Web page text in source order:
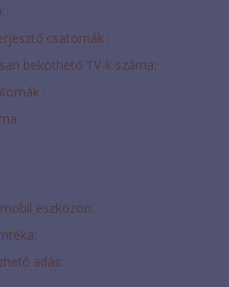
csatornák :
beköthető TV-k száma:
:
eszközön:
adás: